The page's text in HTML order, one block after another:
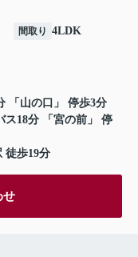
間取り 4LDK
「山の口」 停歩3分
ス18分 「宮の前」 停
徒歩19分
せ